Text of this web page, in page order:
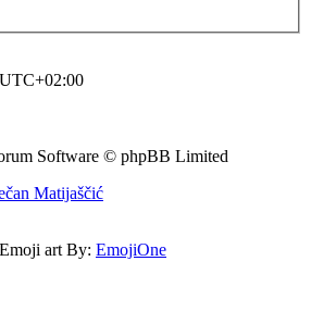
UTC+02:00
Software © phpBB Limited
Matijaščić
Emoji art By: EmojiOne